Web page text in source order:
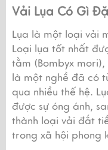
Vải Lụa Có Gì
Lụa là một loại vải
Loại lụa tốt nhất
tằm (Bombyx
là một nghề đã có
qua nhiều thế hệ.
được sự óng ánh,
thành loại vải đắt
trong xã hội phong